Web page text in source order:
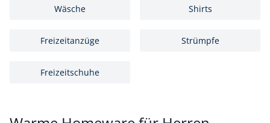
Wäsche Shirts
Freizeitanzüge Strümpfe
Freizeitschuhe